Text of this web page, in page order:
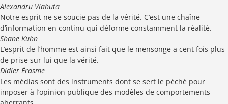
Alexandru Vlahuta
Notre esprit ne se soucie pas de la vérité. C’est une chaîne
d’information en continu qui déforme constamment la réalité.
Shane Kuhn
L’esprit de l’homme est ainsi fait que le mensonge a cent fois plus
de prise sur lui que la vérité.
Didier Érasme
Les médias sont des instruments dont se sert le péché pour
imposer à l’opinion publique des modèles de comportements